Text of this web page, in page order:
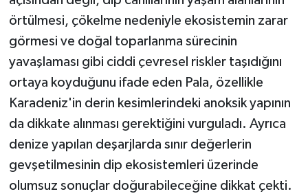
örtülmesi, çökelme nedeniyle ekosistemin zarar
görmesi ve doğal toparlanma sürecinin
yavaşlaması gibi ciddi çevresel riskler taşıdığını
ortaya koyduğunu ifade eden Pala, özellikle
Karadeniz'in derin kesimlerindeki anoksik yapının
da dikkate alınması gerektiğini vurguladı. Ayrıca
denize yapılan deşarjlarda sınır değerlerin
gevşetilmesinin dip ekosistemleri üzerinde
olumsuz sonuçlar doğurabileceğine dikkat çekti.